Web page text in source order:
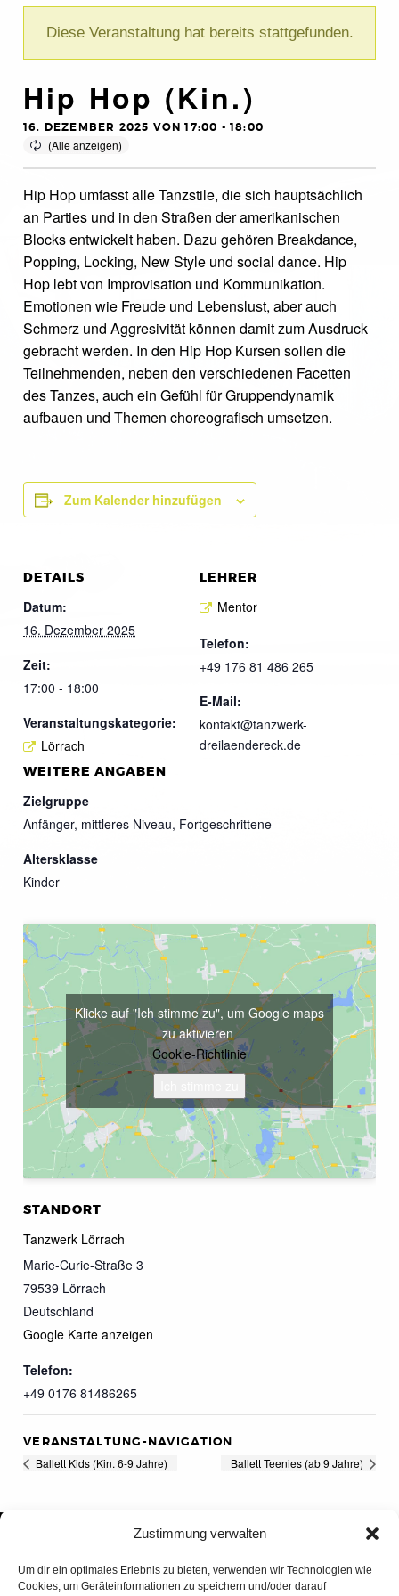
Zustimmung verwalten
Um dir ein optimales Erlebnis zu bieten, verwenden wir Technologien wie
Cookies, um Geräteinformationen zu speichern und/oder darauf
Diese Veranstaltung hat bereits stattgefunden.
Hip Hop (Kin.)
16. DEZEMBER 2025 VON 17:00 -18:00
Hip Hop umfasst alle Tanzstile, die sich hauptsächlich
an Parties und in den Straßen der amerikanischen
Blocks entwickelt haben. Dazu gehören Breakdance,
Popping, Locking, New Style und social dance. Hip
Hop lebt von Improvisation und Kommunikation.
Emotionen wie Freude und Lebenslust, aber auch
Schmerz und Aggresivität können damit zum Ausdruck
gebracht werden. In den Hip Hop Kursen sollen die
Teilnehmenden, neben den verschiedenen Facetten
des Tanzes, auch ein Gefühl für Gruppendynamik
aufbauen und Themen choreografisch umsetzen.
Zum Kalender hinzufügen
DETAILS
Datum:
16. Dezember 2025
Zeit:
17:00 - 18:00
Veranstaltungskategorie:
Lörrach
LEHRER
Mentor
Telefon:
+49 176 81 486 265
E-Mail:
kontakt@tanzwerk-
dreilaendereck.de
WEITERE ANGABEN
Zielgruppe
Anfänger, mittleres Niveau, Fortgeschrittene
Altersklasse
Kinder
STANDORT
Tanzwerk Lörrach
Marie-Curie-Straße 3
79539 Lörrach
Deutschland
Google Karte anzeigen
Telefon:
+49 0176 81486265
Klicke auf "Ich stimme zu", um Google maps
zu aktivieren
Cookie-Richtlinie
VERANSTALTUNG-NAVIGATION
Ballett Kids (Kin. 6-9 Jahre) Ballett Teenies (ab 9 Jahre)